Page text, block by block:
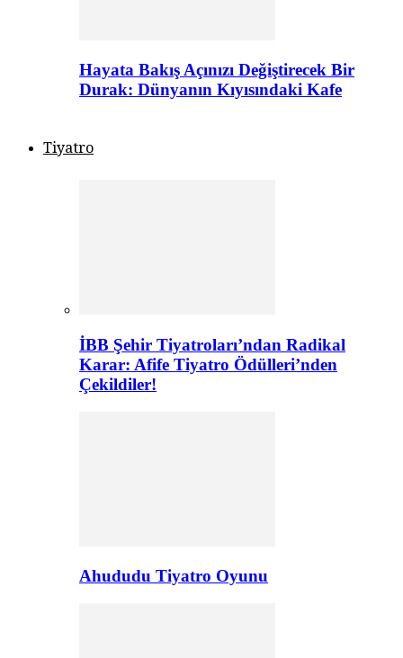
Hayata Bakış Açınızı Değiştirecek Bir
Durak: Dünyanın Kıyısındaki Kafe
Tiyatro
İBB Şehir Tiyatroları’ndan Radikal
Karar: Afife Tiyatro Ödülleri’nden
Çekildiler!
Ahududu Tiyatro Oyunu